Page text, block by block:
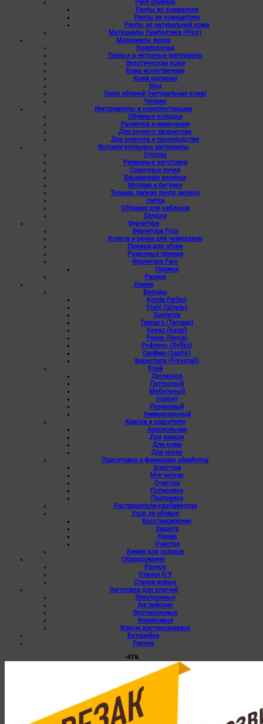
Рант обувной
Ранты из кожвалона
Ранты из кожкартона
Ранты из натуральной кожи
Материалы Прибалтика (Pilot)
Материалы верха
Кожподклад
Тканые и нетканые материалы
Экзотическая кожа
Кожа искуственная
Кожа одежная
Мех
Хром обувной (натуральная кожа)
Чепрак
Инструменты и комплектующие
Обувные колодки
Разметка и намечания
Для ручного творчества
Для ремонта и производства
Вспомогательные материалы
Стропы
Ременные заготовки
Сумочные ручки
Башмачная резинка
Молнии и бегунки
Тесьма, липкая лента, велкро
Нитки
Обтяжка для каблуков
Шнурки
Фурнитура
Фурнитура Frija
Колеса и ручки для чемоданов
Пряжки для обуви
Ременные пряжки
Фурнитура Faro
Пряжки
Разное
Химия
Бренды
Kenda Farben
Stahl (Шталь)
Speranza
Тарраго (Tarrago)
Кезал (Kezal)
Рениа (Renia)
Рефлекс (Reflex)
Сапфир (Saphir)
Форестали (Forestali)
Клей
Десмокол
Латексный
Мебельный
Наирит
Резиновый
Универсальный
Краска и красители
Аэрозольная
Для замши
Для кожи
Для уреза
Подготовка и финишная обработка
Апретура
Мягчители
Очистка
Полировка
Протравка
Растворители/разбавители
Уход за обувью
Восстановление
Защита
Крема
Очистка
Химия для подошв
Оборудование
Разное
Станки б/У
Станки новые
Заготовки для ключей
Электронные
Английские
Вертикальные
Флажковые
Ключи дистанционные
Батарейки
Разное
-41%